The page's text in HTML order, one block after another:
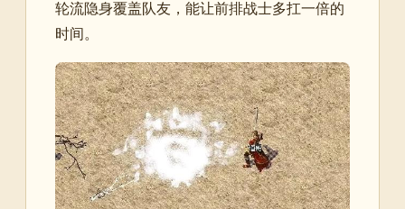
轮流隐身覆盖队友，能让前排战士多扛一倍的
时间。